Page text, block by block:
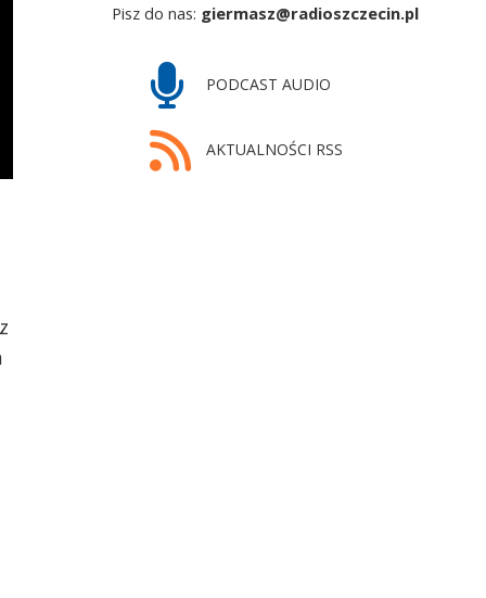
Pisz do nas: giermasz@radioszczecin.pl
PODCAST AUDIO
AKTUALNOŚCI RSS